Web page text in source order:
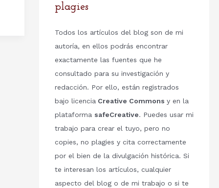
plagies
Todos los artículos del blog son de mi
autoría, en ellos podrás encontrar
exactamente las fuentes que he
consultado para su investigación y
redacción. Por ello, están registrados
bajo licencia Creative Commons y en la
plataforma safeCreative. Puedes usar mi
trabajo para crear el tuyo, pero no
copies, no plagies y cita correctamente
por el bien de la divulgación histórica. Si
te interesan los artículos, cualquier
aspecto del blog o de mi trabajo o si te